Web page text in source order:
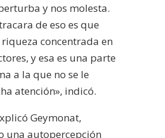
y nos molesta.
de eso es que
concentrada en
y esa es una parte
a la que no se le
atención», indicó.
Geymonat,
una autopercepción